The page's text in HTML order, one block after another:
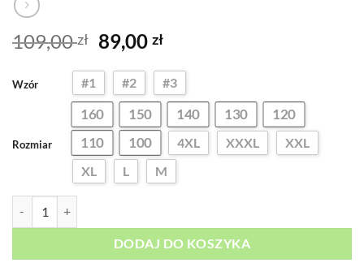
109,00zł Pierwotna
cena
wynosiła:
109,00 zł.
89,00złAktualna
wynosi:
89,00 zł.
Wzór #1 #2 #3
Rozmiar
160 150 140 130
120
110
100 4XL XXXL
XXL
XL
L M
DODAJ DO KOSZYKA